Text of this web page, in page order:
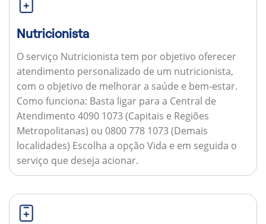
Nutricionista
O serviço Nutricionista tem por objetivo oferecer
atendimento personalizado de um nutricionista,
com o objetivo de melhorar a saúde e bem-estar.
Como funciona: Basta ligar para a Central de
Atendimento 4090 1073 (Capitais e Regiões
Metropolitanas) ou 0800 778 1073 (Demais
localidades) Escolha a opção Vida e em seguida o
serviço que deseja acionar.